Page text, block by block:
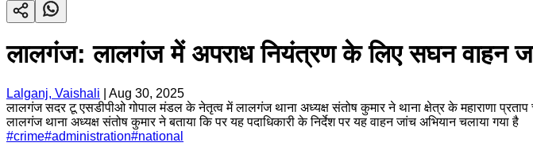
लालगंज: लालगंज में अपराध नियंत्रण के लिए सघन वाहन
Lalganj, Vaishali
Aug 30, 2025
लालगंज सदर टू एसडीपीओ गोपाल मंडल के नेतृत्व में लालगंज थाना अध्यक्ष संतोष कुमार ने थाना क्षेत्र के महाराणा
लालगंज थाना अध्यक्ष संतोष कुमार ने बताया कि पर यह पदाधिकारी के निर्देश पर यह वाहन जांच अभियान चलाया गया है
#crime#administration#national